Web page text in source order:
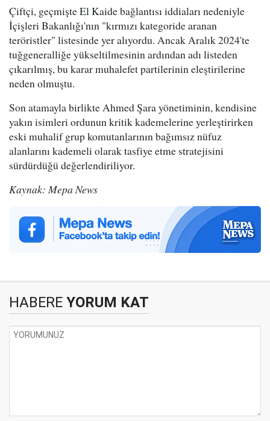
Çiftçi, geçmişte El Kaide bağlantısı iddiaları nedeniyle
İçişleri Bakanlığı'nın "kırmızı kategoride aranan
teröristler" listesinde yer alıyordu. Ancak Aralık 2024'te
tuğgeneralliğe yükseltilmesinin ardından adı listeden
çıkarılmış, bu karar muhalefet partilerinin eleştirilerine
neden olmuştu.
Son atamayla birlikte Ahmed Şara yönetiminin, kendisine
yakın isimleri ordunun kritik kademelerine yerleştirirken
eski muhalif grup komutanlarının bağımsız nüfuz
alanlarını kademeli olarak tasfiye etme stratejisini
sürdürdüğü değerlendiriliyor.
Kaynak: Mepa News
HABERE YORUM KAT